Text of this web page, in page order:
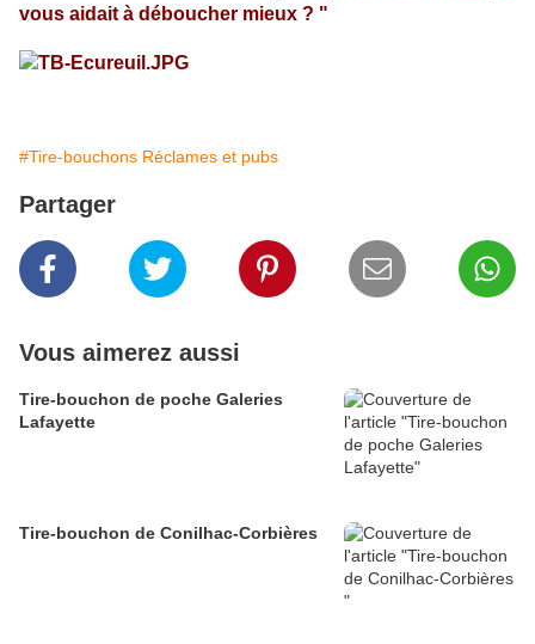
vous aidait à déboucher mieux ? "
#Tire-bouchons Réclames et pubs
Partager
Vous aimerez aussi
Tire-bouchon de poche Galeries
Lafayette
Tire-bouchon de Conilhac-Corbières